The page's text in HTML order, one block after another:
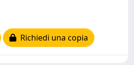
Richiedi una copia